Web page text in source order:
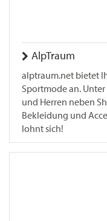
AlpTraum
alptraum.net bietet
Sportmode an.
und Herren neben
Bekleidung und
lohnt sich!